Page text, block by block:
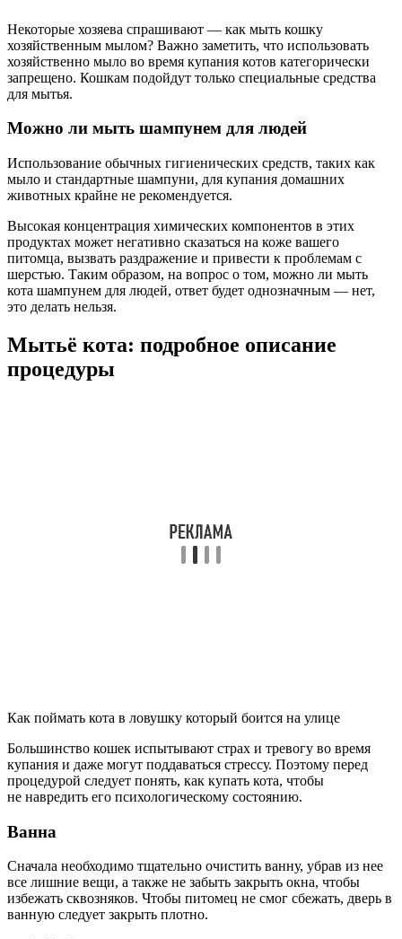
Некоторые хозяева спрашивают — как мыть кошку
хозяйственным мылом? Важно заметить, что использовать
хозяйственно мыло во время купания котов категорически
запрещено. Кошкам подойдут только специальные средства
для мытья.
Можно ли мыть шампунем для людей
Использование обычных гигиенических средств, таких как
мыло и стандартные шампуни, для купания домашних
животных крайне не рекомендуется.
Высокая концентрация химических компонентов в этих
продуктах может негативно сказаться на коже вашего
питомца, вызвать раздражение и привести к проблемам с
шерстью. Таким образом, на вопрос о том, можно ли мыть
кота шампунем для людей, ответ будет однозначным — нет,
это делать нельзя.
Мытьё кота: подробное описание
процедуры
Как поймать кота в ловушку который боится на улице
Большинство кошек испытывают страх и тревогу во время
купания и даже могут поддаваться стрессу. Поэтому перед
процедурой следует понять, как купать кота, чтобы
не навредить его психологическому состоянию.
Ванна
Сначала необходимо тщательно очистить ванну, убрав из нее
все лишние вещи, а также не забыть закрыть окна, чтобы
избежать сквозняков. Чтобы питомец не смог сбежать, дверь в
ванную следует закрыть плотно.